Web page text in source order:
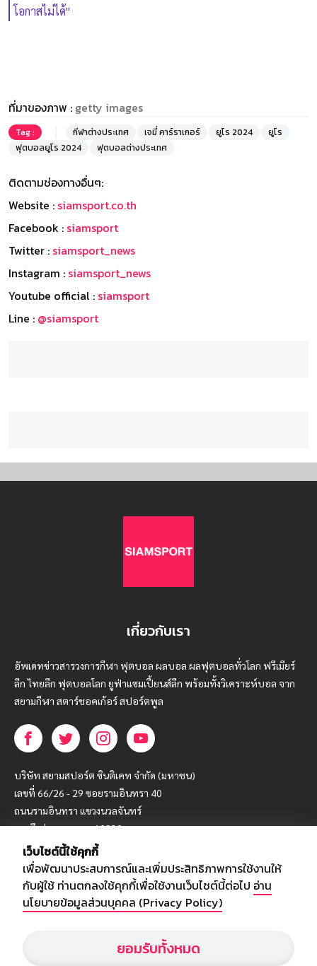
โอกาสไม่ได้"
ที่มาของภาพ : getty images
Tag : กีฬาต่างประเทศ เจมี่ คาร์ราเกอร์ ยูโร 2024
ยูโร
ฟุตบอลยูโร 2024
ฟุตบอลต่างประเทศ
ติดตามช่องทางอื่นๆ:
Website : siamsport.co.th
Facebook : siamsport
Twitter : siamsport_news
Instagram : siamsport_news
Youtube official : siamsport
Line : @siamsport
เกี่ยวกับเรา
อัพเดทข่าวสารวงการกีฬา ฟุตบอล ผลบอล ผลฟุตบอลทั่วโลก ฟรีเมียร์
ลีก ไทยลีก ฟุตบอลโลก ยูฟ่าแซมเปี้ยนส์ลีก พร้อมทั้งวิเคราะห์บอล จาก
สยามกีฬา สตาร์ชอคเก้อร์ สปอร์ตพูล
บริษัท สยามสปอร์ต ซินติเคท จำกัด (มหาชน)
เลขที่ 66/26 - 29 ซอยรามอินทรา 40
ถนนรามอินทรา แขวงนวลจันทร์
เขตบึงกุ่ม กรุงเทพฯ 10230
โทร : 02-5088-000
อีเมล์ : webmaster@siamsport.co.th
เว็บไซต์ : www.siamsport.co.th
เว็บไซต์นี้ใช้คุกกี้
เพื่อพัฒนาประสบการณ์และเพิ่มประสิทธิภาพการใช้งานให้
กับผู้ใช้ ท่านตกลงใช้คุกกี้เพื่อใช้งานเว็บไซต์นี้ต่อไป อ่าน
นโยบายข้อมูลส่วนบุคคล (Privacy Policy)
ยอมรับทั้งหมด